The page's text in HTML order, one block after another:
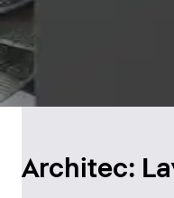
Architec: